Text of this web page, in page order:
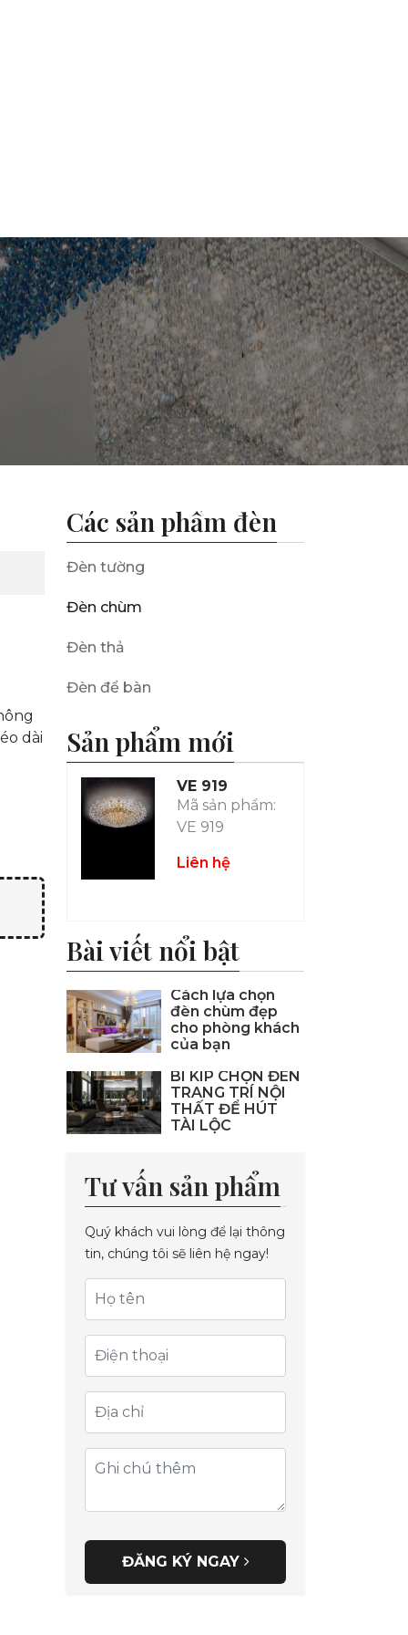
dài
Các sản phẩm đèn
Đèn tường
Đèn chùm
Đèn thả
Đèn để bàn
Sản phẩm mới
VE 919
Mã sản phẩm:
VE 919
Liên hệ
Bài viết nổi bật
Cách lựa chọn
đèn chùm đẹp
cho phòng khách
của bạn
BÍ KÍP CHỌN ĐÈN
TRANG TRÍ NỘI
THẤT ĐỂ HÚT
TÀI LỘC
Tư vấn sản phẩm
Quý khách vui lòng để lại thông
tin, chúng tôi sẽ liên hệ ngay!
ĐĂNG KÝ NGAY